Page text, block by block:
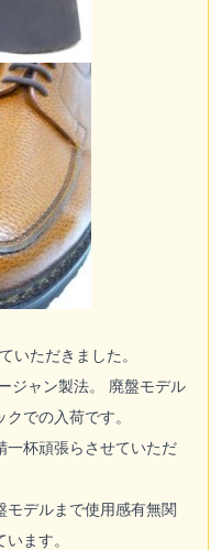
いただきました。
ジャン製法。 廃盤モデル
での入荷です。
一杯頑張らさせていただ
モデルまで使用感有無関
ます。